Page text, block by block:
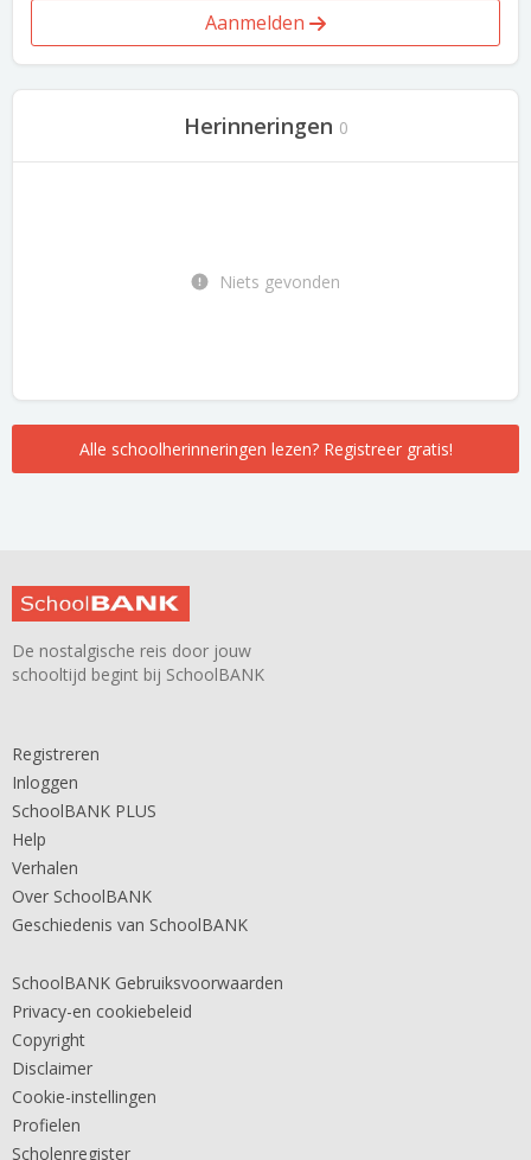
Aanmelden
Herinneringen 0
Niets gevonden
Alle schoolherinneringen lezen? Registreer gratis!
De nostalgische reis door jouw
schooltijd begint bij SchoolBANK
Registreren
Inloggen
SchoolBANK PLUS
Help
Verhalen
Over SchoolBANK
Geschiedenis van SchoolBANK
SchoolBANK Gebruiksvoorwaarden
Privacy-en cookiebeleid
Copyright
Disclaimer
Cookie-instellingen
Profielen
Scholenregister